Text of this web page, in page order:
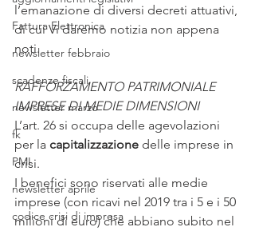
Fattura Elettronica
newsletter febbraio
scadenze fiscali
newsletter marzo
fk
PMI
newsletter aprile
codice crisi di impresa
l’emanazione di diversi decreti attuativi,
di cui Vi daremo notizia non appena
noti.
RAFFORZAMENTO PATRIMONIALE
IMPRESE DI MEDIE DIMENSIONI
L’art. 26 si occupa delle agevolazioni
per la capitalizzazione delle imprese in
crisi.
I benefici sono riservati alle medie
imprese (con ricavi nel 2019 tra i 5 e i 50
milioni di euro) che abbiano subito nel